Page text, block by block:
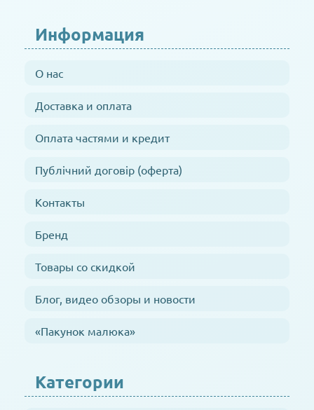
Информация
О нас
Доставка и оплата
Оплата частями и кредит
Публічний договір (оферта)
Контакты
Бренд
Товары со скидкой
Блог, видео обзоры и новости
«Пакунок малюка»
Категории